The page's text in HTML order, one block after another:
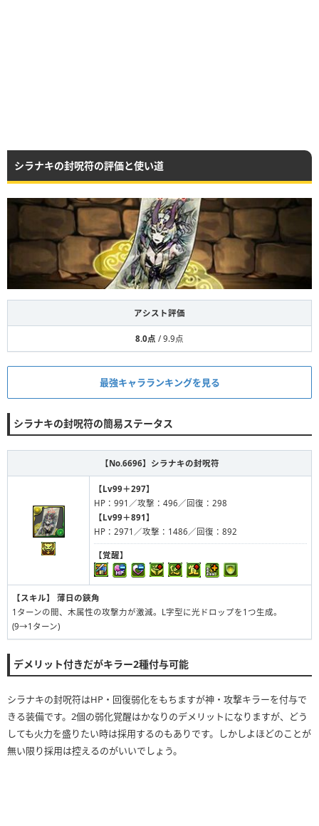
シラナキの封呪符の評価と使い道
アシスト評価
8.0点 / 9.9点
最強キャラランキングを見る
シラナキの封呪符の簡易ステータス
【No.6696】 シラナキの封呪符
【Lv99＋297】
HP：991／攻撃：496／回復：298
【Lv99＋891】
HP：2971／攻撃：1486／回復：892
【覚醒】
【スキル】
薄日の鋏角
1ターンの間、木属性の攻撃力が激減。L字型に光ドロップを1つ生成。
(9→1ターン)
デメリット付きだがキラー2種付与可能
シラナキの封呪符はHP・回復弱化をもちますが神・攻撃キラーを付与で
きる装備です。2個の弱化覚醒はかなりのデメリットになりますが、どう
しても火力を盛りたい時は採用するのもありです。しかしよほどのことが
無い限り採用は控えるのがいいでしょう。